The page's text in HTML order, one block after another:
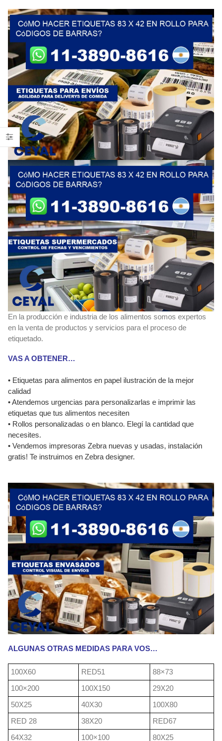
En la producción e industria de los alimentos somos expertos
en la venta de productos y servicios para el proceso de
etiquetado.
VAS A OBTENER…
• Etiquetas para alimentos en papel ilustración de la mejor
calidad
• Atendemos urgencias para personalizarlas e imprimir las
etiquetas que tus alimentos necesiten
• Rollos personalizadas o en blanco. Elegí la cantidad que
necesites.
• Vendemos impresoras Zebra nuevas y usadas, instalación
gratis! Te instruimos en Zebra designer.
ALGUNAS OTRAS MEDIDAS PARA VOS…
100X60 RED51
88×73
100×200
100X150
29X20
50X25
40X30
100X80
RED 28
38X20
RED67
64X32
100×100 80X25